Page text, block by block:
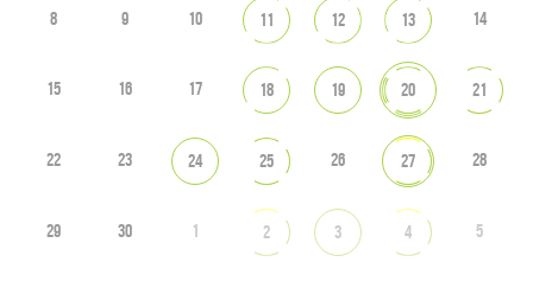
8 9 10 11 12 13 14
15 16 17 18 19 20 21
22 23 24 25 26 27 28
29 30 1 2 3 4 5